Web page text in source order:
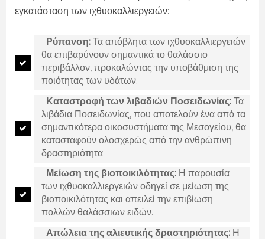
εγκατάσταση των ιχθυοκαλλιεργειών:
Ρύπανση: Τα απόβλητα των ιχθυοκαλλιεργειών
θα επιβαρύνουν σημαντικά το θαλάσσιο
περιβάλλον, προκαλώντας την υποβάθμιση της
ποιότητας των υδάτων.
Καταστροφή των λιβαδιών Ποσειδωνίας: Τα
λιβάδια Ποσειδωνίας, που αποτελούν ένα από τα
σημαντικότερα οικοσυστήματα της Μεσογείου, θα
κατασταφούν ολοσχερώς από την ανθρώπινη
δραστηριότητα
Μείωση της βιοποικιλότητας: Η παρουσία
των ιχθυοκαλλιεργειών οδηγεί σε μείωση της
βιοποικιλότητας και απειλεί την επιβίωση
πολλών θαλάσσιων ειδών.
Απώλεια της αλιευτικής δραστηριότητας: Η